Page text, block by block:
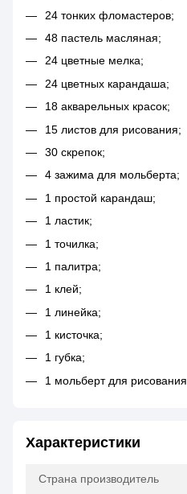
24 тонких фломастеров;
48 пастель масляная;
24 цветные мелка;
24 цветных карандаша;
18 акварельных красок;
15 листов для рисования;
30 скрепок;
4 зажима для мольберта;
1 простой карандаш;
1 ластик;
1 точилка;
1 палитра;
1 клей;
1 линейка;
1 кисточка;
1 губка;
1 мольберт для рисования.
Характеристики
Страна производитель